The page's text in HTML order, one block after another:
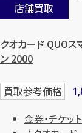
店舗買取
クオカード QUOス
ン 2000
買取参考価格
金券・チケット